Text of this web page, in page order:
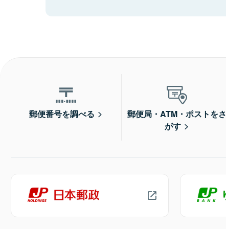
郵便番号を調べる
郵便局・ATM・ポストをさ
がす